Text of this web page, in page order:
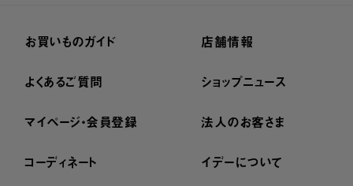
お買いものガイド
よくあるご質問
マイページ・会員登録
コーディネート
店舗情報
ショップニュース
法人のお客さま
イデーについて